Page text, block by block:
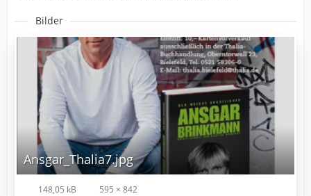
Bilder
Ansgar_Thalia7.jpg
148,05 kB 595 × 842